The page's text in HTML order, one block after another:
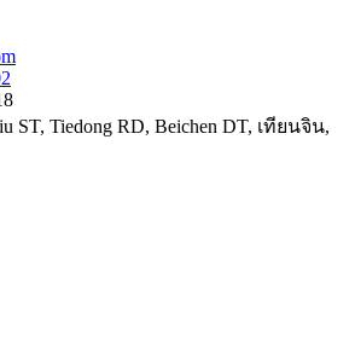
ST, Tiedong RD, Beichen DT, เทียนจิน,